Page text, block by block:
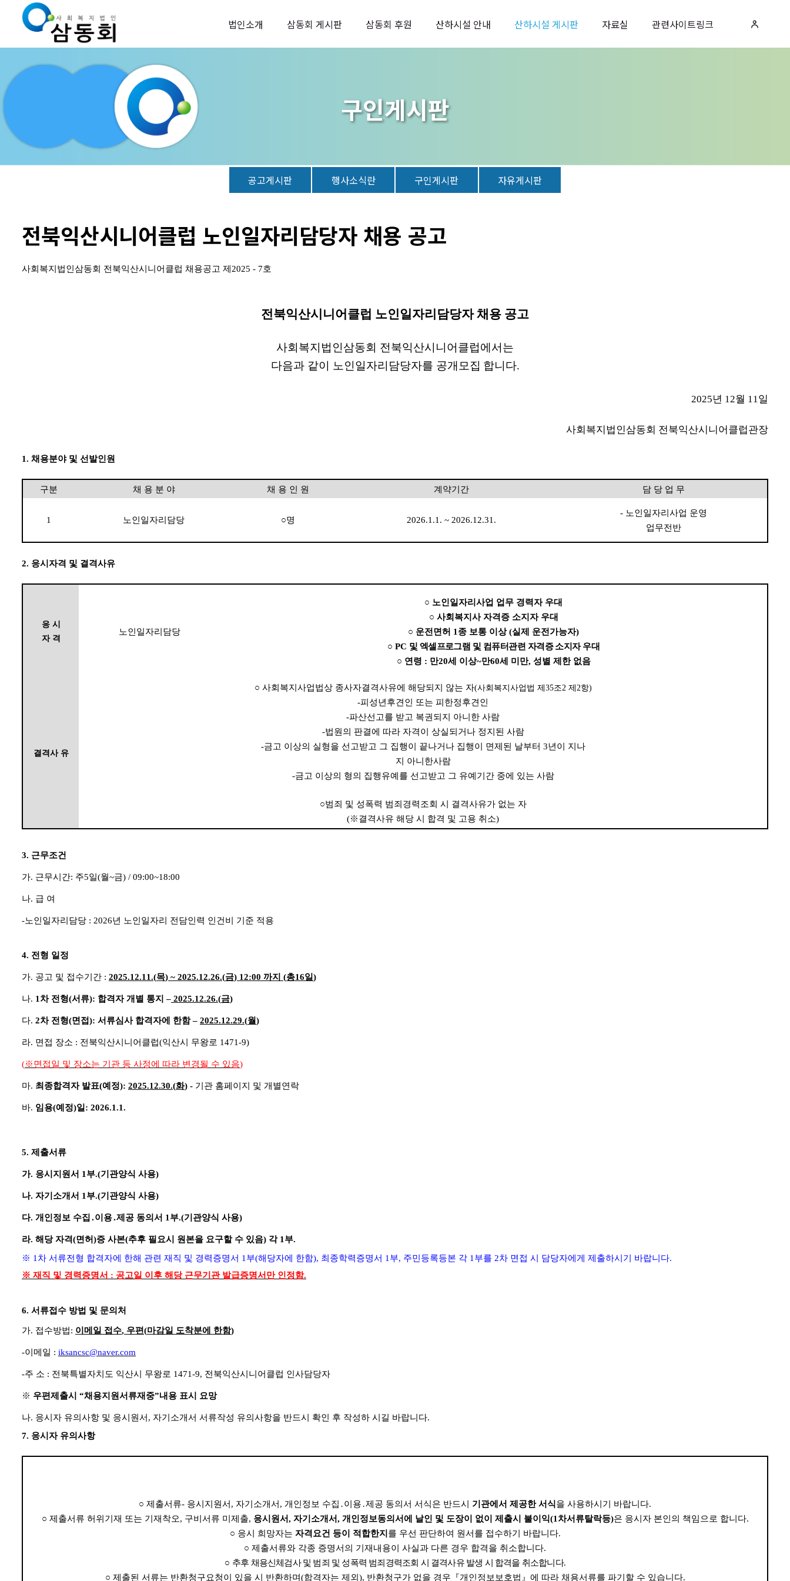
법인소개 삼동회 게시판 삼동회 후원 산하시설 안내 산하시설 게시판 자료실 관련사이트링크
구인게시판
공고게시판 행사소식란 구인게시판 자유게시판
전북익산시니어클럽 노인일자리담당자 채용 공고
사회복지법인삼동회 전북익산시니어클럽 채용공고 제 2025 - 7호
전북익산시니어클럽 노인일자리담당자 채용 공고
사회복지법인삼동회 전북익산시니어클럽에서는
다음과 같이 노인일자리담당자를 공개모집 합니다.
2025년 12월 11일
사회복지법인삼동회 전북익산시니어클럽관장
1. 채용분야 및 선발인원
구분 채 용 분 야 채 용 인 원 계약기간 담 당 업 무
1 노인일자리담당 ○명 2026.1.1. ~ 2026.12.31.
- 노인일자리사업 운영
업무전반
2. 응시자격 및 결격사유
응 시
자 격
노인일자리담당
○ 노인일자리사업 업무 경력자 우대
○ 사회복지사 자격증 소지자 우대
○ 운전면허 1 종 보통 이상(실제 운전가능자)
○ PC 및 엑셀프로그램 및 컴퓨터관련 자격증 소지자 우대
○ 연령 : 만20세 이상~만60세 미만, 성별 제한 없음
결격사 유
○ 사회복지사업법상 종사자결격사유에 해당되지 않는 자(사회복지사업법 제 35조2 제 2항)
-피성년후견인 또는 피한정후견인
-파산선고를 받고 복권되지 아니한 사람
-법원의 판결에 따라 자격이 상실되거나 정지된 사람
-금고 이상의 실형을 선고받고 그 집행이 끝나거나 집행이 면제된 날부터 3년이 지나
지 아니한사람
-금고 이상의 형의 집행유예를 선고받고 그 유예기간 중에 있는 사람
○범죄 및 성폭력 범죄경력조회 시 결격사유가 없는 자
(※결격사유 해당 시 합격 및 고용 취소)
3. 근무조건
가. 근무시간: 주5일(월~금) / 09:00~18:00
나. 급 여
-노인일자리담당 : 2026년 노인일자리 전담인력 인건비 기준 적용
4. 전형 일정
가. 공고 및 접수기간 : 2025.12.11.(목) ~ 2025.12.26.(금) 12:00 까지 (총16일)
나. 1 차 전형(서류): 합격자 개별 통지– 2025.12.26.(금)
다. 2차 전형(면접): 서류심사 합격자에 한함– 2025.12.29.(월)
라. 면접 장소 : 전북익산시니어클럽(익산시 무왕로 1471-9)
(※면접일 및 장소는 기관 등 사정에 따라 변경될 수 있음)
마. 최종합격자 발표(예정): 2025.12.30.(화) - 기관 홈페이지 및 개별연락
바. 임용(예정)일 : 2026.1.1.
5. 제출서류
가. 응시지원서 1 부.(기관양식 사용)
나. 자기소개서 1 부.(기관양식 사용)
다. 개인정보 수집 ․이용․제공 동의서 1 부.(기관양식 사용)
라. 해당 자격(면허)증 사본(추후 필요시 원본을 요구할 수 있음) 각 1 부.
※ 1 차 서류전형 합격자에 한해 관련 재직 및 경력증명서 1 부(해당자에 한함), 최종학력증명서 1 부, 주민등록등본 각 1 부를 2차 면접 시 담당자에게 제출하시기 바랍니다.
※ 재직 및 경력증명서 : 공고일 이후 해당 근무기관 발급증명서만 인정함.
6. 서류접수 방법 및 문의처
가. 접수방법: 이메일 접수, 우편(마감일 도착분에 한함)
-이메일 : iksancsc@naver.com
-주 소 : 전북특별자치도 익산시 무왕로 1471-9, 전북익산시니어클럽 인사담당자
※ 우편제출시 “채용지원서류재중”내용 표시 요망
나. 응시자 유의사항 및 응시원서 , 자기소개서 서류작성 유의사항을 반드시 확인 후 작성하 시길 바랍니다.
7. 응시자 유의사항
○ 제출서류- 응시지원서 , 자기소개서 , 개인정보 수집 ․이용․제공 동의서 서식은 반드시 기관에서 제공한 서식을 사용하시기 바랍니다.
○ 제출서류 허위기재 또는 기재착오, 구비서류 미제출, 응시원서, 자기소개서, 개인정보동의서에 날인 및 도장이 없이 제출시 불이익(1 차서류탈락등)은 응시자 본인의 책임으로 합니다.
○ 응시 희망자는 자격요건 등이 적합한지 를 우선 판단하여 원서를 접수하기 바랍니다.
○ 제출서류와 각종 증명서의 기재내용이 사실과 다른 경우 합격을 취소합니다.
○ 추후 채용신체검사 및 범죄 및 성폭력 범죄경력조회 시 결격사유 발생 시 합격을 취소합니다.
○ 제출된 서류는 반환청구요청이 있을 시 반환하며(합격자는 제외 ), 반환청구가 없을 경우 『개인정보보호법 』 에 따라 채용서류를 파기할 수 있습니다.